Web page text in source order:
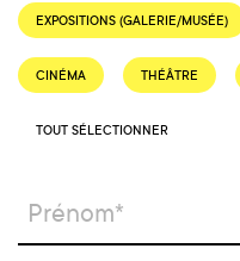
EXPOSITIONS (GALERIE/MUSÉE)
CINÉMA THÉÂTRE
TOUT SÉLECTIONNER